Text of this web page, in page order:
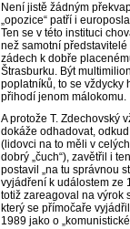
Není jistě žádným
„opozice“ patří i
Ten se v této instituci
než samotní
zádech k dobře
Štrasburku. Být
poplatníků, to se vždycky
přihodí jenom málokomu.
A protože T. Zdechovský
dokáže odhadovat,
(lidovci na to měli v
dobrý „čuch“), zavětřil i
postavil „na tu správnou
vyjádření k událostem ze
totiž zareagoval na výrok
který se přímočaře
1989 jako o